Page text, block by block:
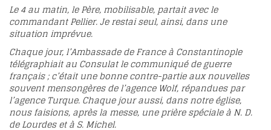
Le 4 au matin, le Père, mobilisable, partait avec le
commandant Pellier. Je restai seul, ainsi, dans une
situation imprévue.
Chaque jour, l’Ambassade de France à Constantinople
télégraphiait au Consulat le communiqué de guerre
français ; c’était une bonne contre-partie aux nouvelles
souvent mensongères de l’agence Wolf, répandues par
l’agence Turque. Chaque jour aussi, dans notre église,
nous faisions, après la messe, une prière spéciale à N. D.
de Lourdes et à S. Michel.